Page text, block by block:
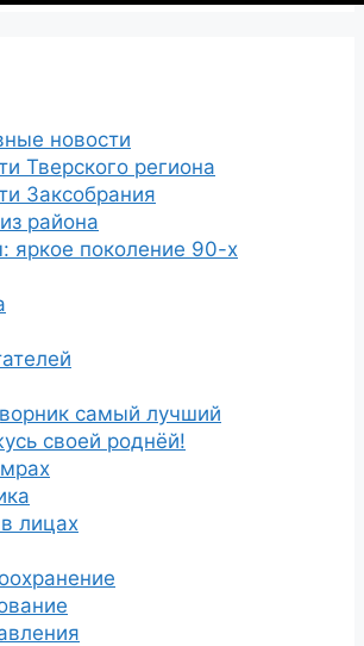
новости
Тверского региона
Заксобрания
района
яркое поколение 90-х
самый лучший
своей роднёй!
лицах